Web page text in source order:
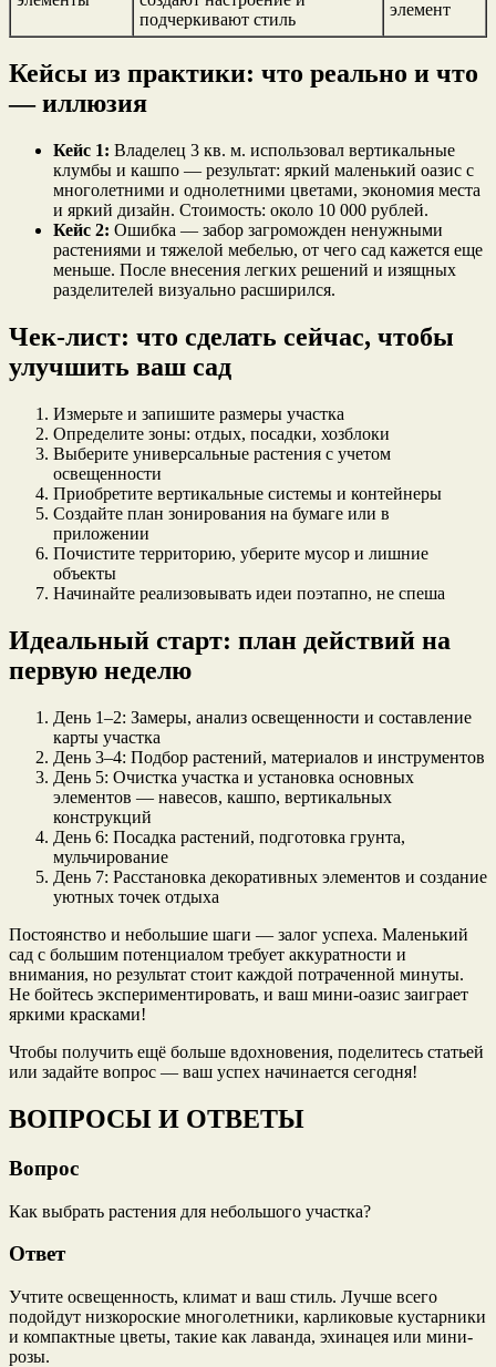
подчеркивают стиль
элемент
Кейсы из практики: что реально и что
— иллюзия
Кейс 1: Владелец 3 кв. м. использовал вертикальные
клумбы и кашпо — результат: яркий маленький оазис с
многолетними и однолетними цветами, экономия места
и яркий дизайн. Стоимость: около 10 000 рублей.
Кейс 2: Ошибка — забор загроможден ненужными
растениями и тяжелой мебелью, от чего сад кажется еще
меньше. После внесения легких решений и изящных
разделителей визуально расширился.
Чек-лист: что сделать сейчас, чтобы
улучшить ваш сад
Измерьте и запишите размеры участка
Определите зоны: отдых, посадки, хозблоки
Выберите универсальные растения с учетом
освещенности
Приобретите вертикальные системы и контейнеры
Создайте план зонирования на бумаге или в
приложении
Почистите территорию, уберите мусор и лишние
объекты
Начинайте реализовывать идеи поэтапно, не спеша
Идеальный старт: план действий на
первую неделю
День 1–2: Замеры, анализ освещенности и составление
карты участка
День 3–4: Подбор растений, материалов и инструментов
День 5: Очистка участка и установка основных
элементов — навесов, кашпо, вертикальных
конструкций
День 6: Посадка растений, подготовка грунта,
мульчирование
День 7: Расстановка декоративных элементов и создание
уютных точек отдыха
Постоянство и небольшие шаги — залог успеха. Маленький
сад с большим потенциалом требует аккуратности и
внимания, но результат стоит каждой потраченной минуты.
Не бойтесь экспериментировать, и ваш мини-оазис заиграет
яркими красками!
Чтобы получить ещё больше вдохновения, поделитесь статьей
или задайте вопрос — ваш успех начинается сегодня!
ВОПРОСЫ И ОТВЕТЫ
Вопрос
Как выбрать растения для небольшого участка?
Ответ
Учтите освещенность, климат и ваш стиль. Лучше всего
подойдут низкороские многолетники, карликовые кустарники
и компактные цветы, такие как лаванда, эхинацея или мини-
розы.